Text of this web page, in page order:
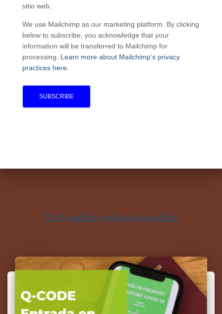
sitio web.
We use Mailchimp as our marketing platform. By clicking
below to subscribe, you acknowledge that your
information will be transferred to Mailchimp for
processing. Learn more about Mailchimp’s privacy
practices here.
Entradas relacionadas